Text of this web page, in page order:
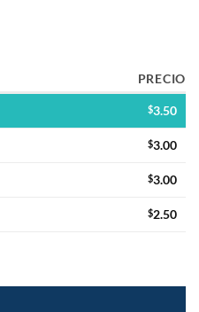
PRECIO
$3.50
$3.00
$3.00
$2.50